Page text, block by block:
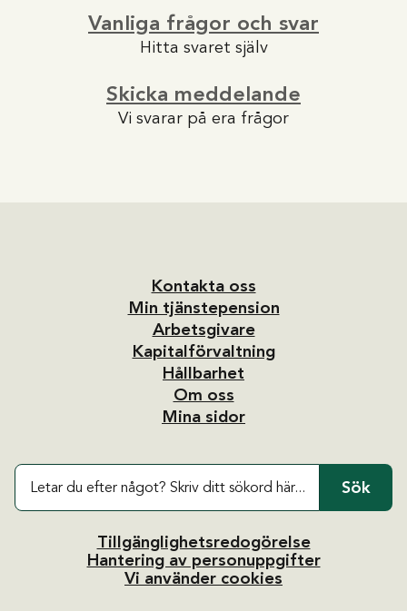
Vanliga frågor och svar
Hitta svaret själv
Skicka meddelande
Vi svarar på era frågor
Kontakta oss
Min tjänstepension
Arbetsgivare
Kapitalförvaltning
Hållbarhet
Om oss
Mina sidor
Sök
Tillgänglighetsredogörelse
Hantering av personuppgifter
Vi använder cookies